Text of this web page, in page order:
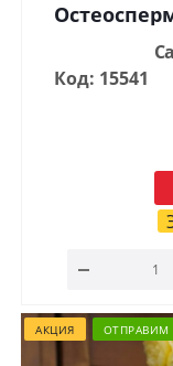
Код: 15541
АКЦИЯ ОТПРАВИМ